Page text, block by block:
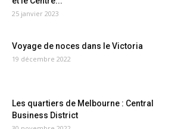
25 janvier 2023
Voyage de noces dans le Victoria
19 décembre 2022
Les quartiers de Melbourne : Central
Business District